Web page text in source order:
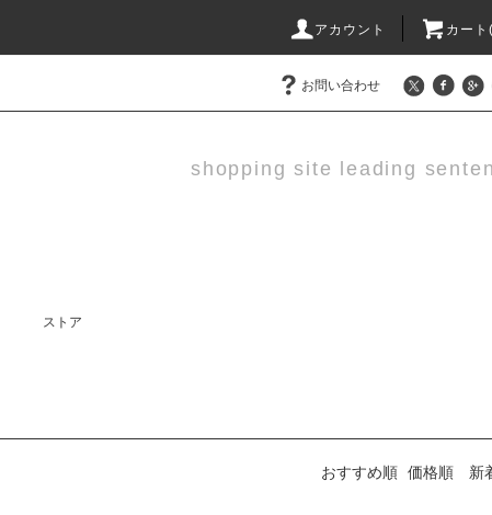
アカウント カー
お問い合わせ
shopping site leading
ストア
おすすめ順 価格順 新